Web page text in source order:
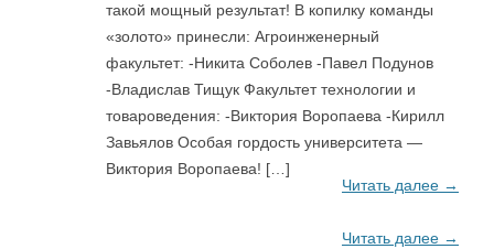
такой мощный результат! В копилку команды
«золото» принесли: Агроинженерный
факультет: -Никита Соболев -Павел Подунов
-Владислав Тищук Факультет технологии и
товароведения: -Виктория Воропаева -Кирилл
Завьялов Особая гордость университета —
Виктория Воропаева! […]
Читать далее →
Читать далее →